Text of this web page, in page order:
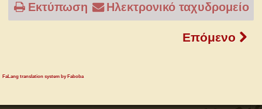
Εκτύπωση Ηλεκτρονικό ταχυδρομείο
Επόμενο
FaLang translation system by Faboba